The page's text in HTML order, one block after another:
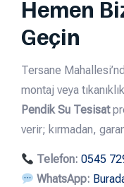
Hemen
Geçin
Tersane
montaj veya
Pendik Su Tesisat
verir; kırmadan,
Telefon: 0545
WhatsApp: